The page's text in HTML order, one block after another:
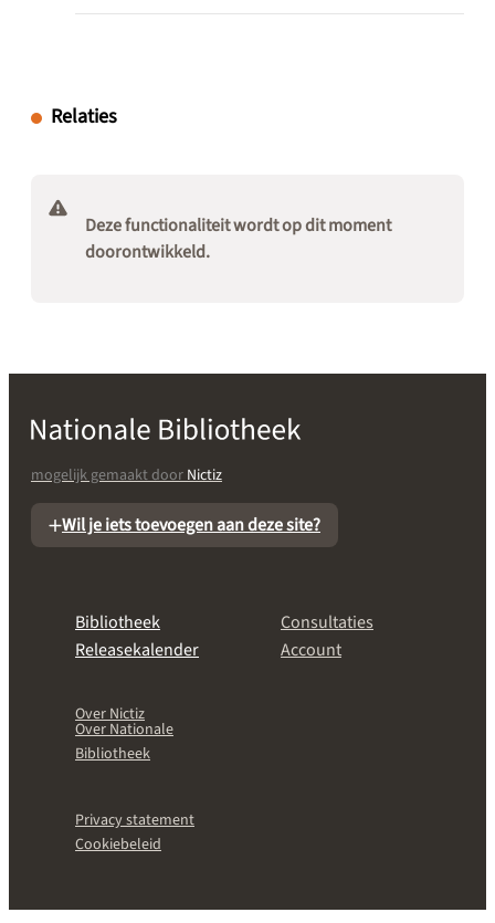
Relaties
Deze functionaliteit wordt op dit moment
doorontwikkeld.
mogelijk gemaakt doorNictiz
Wil je iets toevoegen aan deze site?
Bibliotheek
Releasekalender
Consultaties
Account
Over Nictiz
Over Nationale
Bibliotheek
Privacy statement
Cookiebeleid